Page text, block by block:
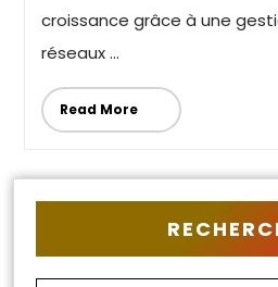
croissance grâce à une
réseaux ...
Read More